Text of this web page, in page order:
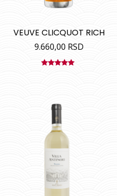
VEUVE CLICQUOT RICH
9.660,00 RSD